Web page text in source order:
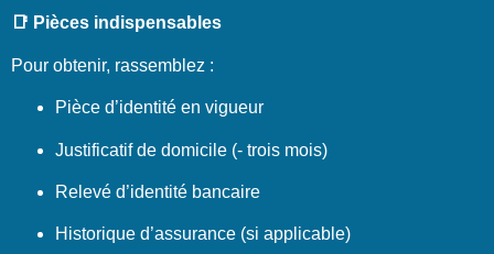
📑 Pièces indispensables
Pour obtenir, rassemblez :
Pièce d’identité en vigueur
Justificatif de domicile (- trois mois)
Relevé d’identité bancaire
Historique d’assurance (si applicable)